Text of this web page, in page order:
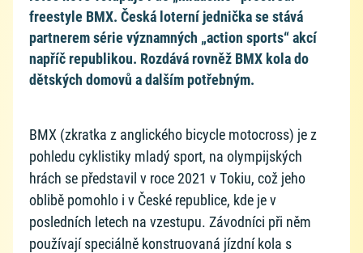
freestyle BMX. Česká loterní jednička se stává
partnerem série významných „action sports“ akcí
napříč republikou. Rozdává rovněž BMX kola do
dětských domovů a dalším potřebným.
BMX (zkratka z anglického bicycle motocross) je z
pohledu cyklistiky mladý sport, na olympijských
hrách se představil v roce 2021 v Tokiu, což jeho
oblibě pomohlo i v České republice, kde je v
posledních letech na vzestupu. Závodníci při něm
používají speciálně konstruovaná jízdní kola s